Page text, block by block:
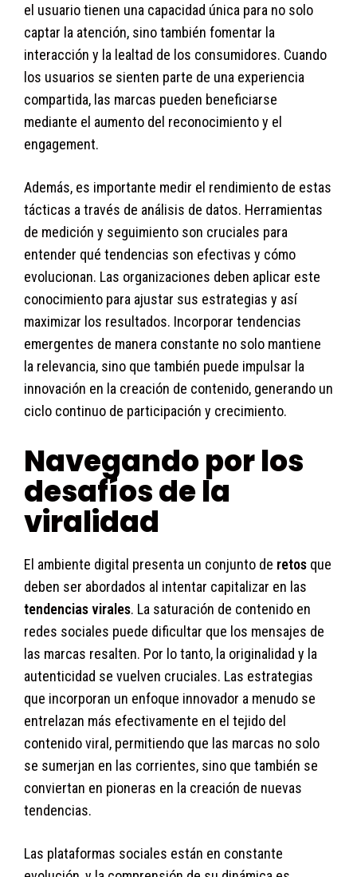
el usuario tienen una capacidad única para no solo
captar la atención, sino también fomentar la
interacción y la lealtad de los consumidores. Cuando
los usuarios se sienten parte de una experiencia
compartida, las marcas pueden beneficiarse
mediante el aumento del reconocimiento y el
engagement.
Además, es importante medir el rendimiento de estas
tácticas a través de análisis de datos. Herramientas
de medición y seguimiento son cruciales para
entender qué tendencias son efectivas y cómo
evolucionan. Las organizaciones deben aplicar este
conocimiento para ajustar sus estrategias y así
maximizar los resultados. Incorporar tendencias
emergentes de manera constante no solo mantiene
la relevancia, sino que también puede impulsar la
innovación en la creación de contenido, generando un
ciclo continuo de participación y crecimiento.
Navegando por los
desafíos de la
viralidad
El ambiente digital presenta un conjunto de retos que
deben ser abordados al intentar capitalizar en las
tendencias virales. La saturación de contenido en
redes sociales puede dificultar que los mensajes de
las marcas resalten. Por lo tanto, la originalidad y la
autenticidad se vuelven cruciales. Las estrategias
que incorporan un enfoque innovador a menudo se
entrelazan más efectivamente en el tejido del
contenido viral, permitiendo que las marcas no solo
se sumerjan en las corrientes, sino que también se
conviertan en pioneras en la creación de nuevas
tendencias.
Las plataformas sociales están en constante